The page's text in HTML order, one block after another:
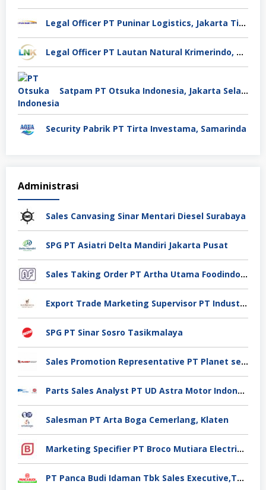
Legal Officer PT Puninar Logistics, Jakarta Timur
Legal Officer PT Lautan Natural Krimerindo, Mojokerto
Satpam PT Otsuka Indonesia, Jakarta Selatan
Security Pabrik PT Tirta Investama, Samarinda
Administrasi
Sales Canvasing Sinar Mentari Diesel Surabaya
SPG PT Asiatri Delta Mandiri Jakarta Pusat
Sales Taking Order PT Artha Utama Foodindo Tangerang
Export Trade Marketing Supervisor PT Industri Jamu Dan Farmasi Sido Muncul Tbk, Jakarta
SPG PT Sinar Sosro Tasikmalaya
Sales Promotion Representative PT Planet selancar Mandiri, Pontianak
Parts Sales Analyst PT UD Astra Motor Indonesia, Jakarta Utara
Salesman PT Arta Boga Cemerlang, Klaten
Marketing Specifier PT Broco Mutiara Electrical Industry, Tangerang
PT Panca Budi Idaman Tbk Sales Executive,Tangerang